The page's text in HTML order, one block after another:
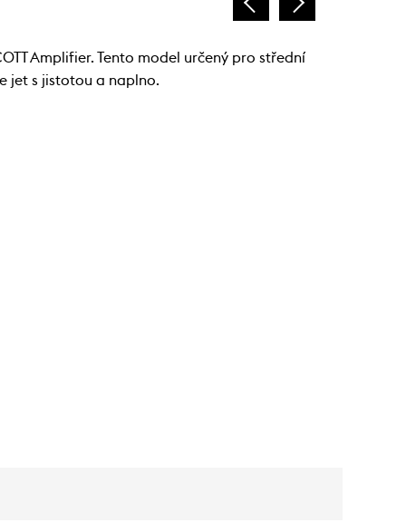
Amplifier. Tento model určený pro střední
jet s jistotou a naplno.